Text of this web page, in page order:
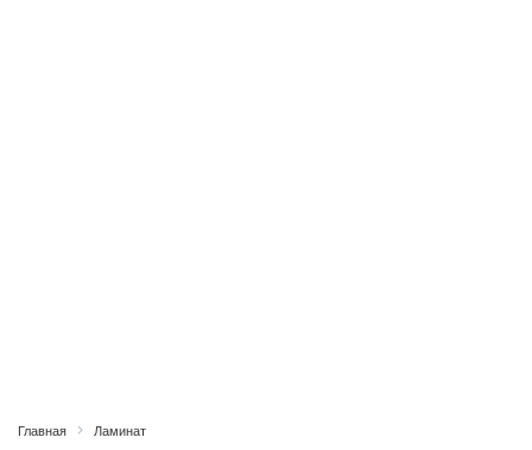
Главная Ламинат